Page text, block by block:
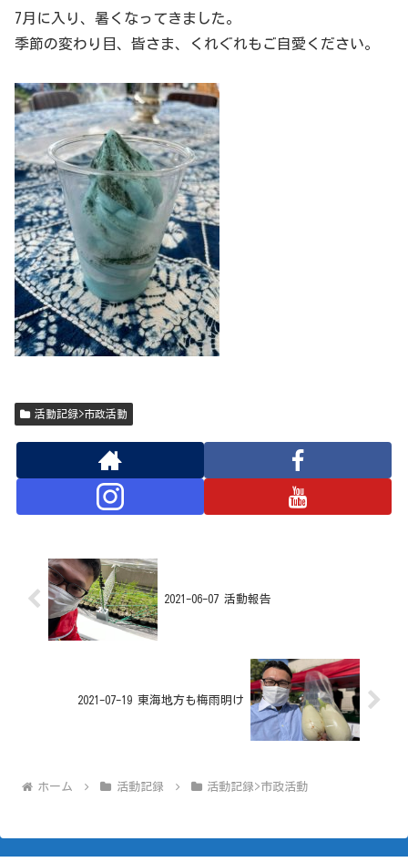
7月に入り、暑くなってきました。
季節の変わり目、皆さま、くれぐれもご自愛ください。
活動記録>市政活動
2021-06-07 活動報告
2021-07-19 東海地方も梅雨明け
ホーム 活動記録 活動記録>市政活動